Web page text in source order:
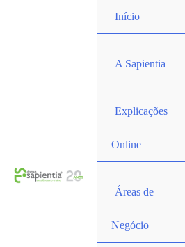
Início
A Sapientia
Explicações
Online
Áreas de
Negócio